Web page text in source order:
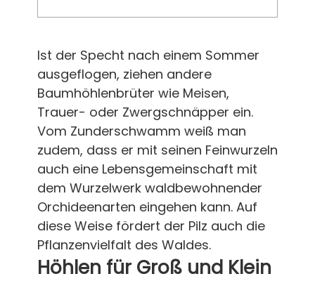
Ist der Specht nach einem Sommer
ausgeflogen, ziehen andere
Baumhöhlenbrüter wie Meisen,
Trauer- oder Zwergschnäpper ein.
Vom Zunderschwamm weiß man
zudem, dass er mit seinen Feinwurzeln
auch eine Lebensgemeinschaft mit
dem Wurzelwerk waldbewohnender
Orchideenarten eingehen kann. Auf
diese Weise fördert der Pilz auch die
Pflanzenvielfalt des Waldes.
Höhlen für Groß und Klein